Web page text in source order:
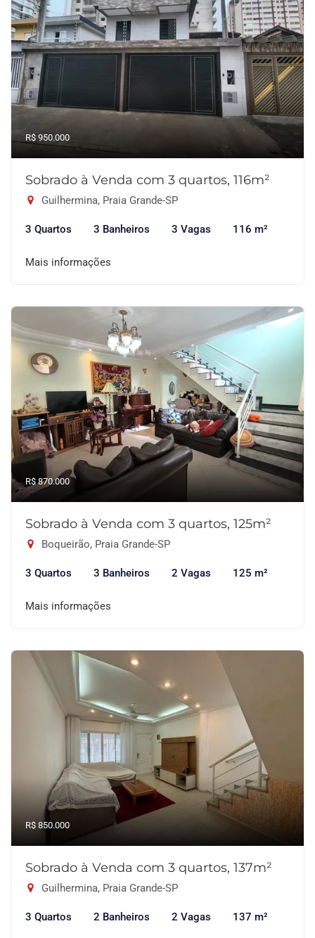
R$ 950.000
Sobrado à Venda com 3 quartos, 116m²
Guilhermina, Praia Grande-SP
3 Quartos 3 Banheiros 3 Vagas 116 m²
Mais informações
R$ 870.000
Sobrado à Venda com 3 quartos, 125m²
Boqueirão, Praia Grande-SP
3 Quartos 3 Banheiros 2 Vagas 125 m²
Mais informações
R$ 850.000
Sobrado à Venda com 3 quartos, 137m²
Guilhermina, Praia Grande-SP
3 Quartos 2 Banheiros 2 Vagas 137 m²